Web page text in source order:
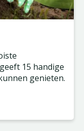
15 handige
genieten.